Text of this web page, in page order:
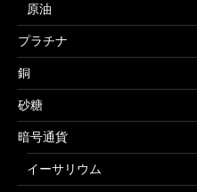
原油
プラチナ
銅
砂糖
暗号通貨
イーサリウム